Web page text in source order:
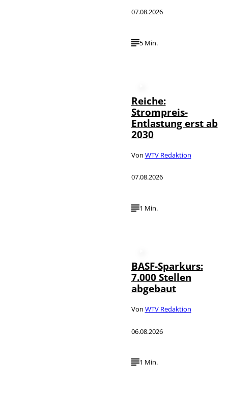
07.08.2026
5 Min.
Reiche:
Strompreis-
Entlastung erst ab
2030
Von WTV Redaktion
07.08.2026
1 Min.
BASF-Sparkurs:
7.000 Stellen
abgebaut
Von WTV Redaktion
06.08.2026
1 Min.